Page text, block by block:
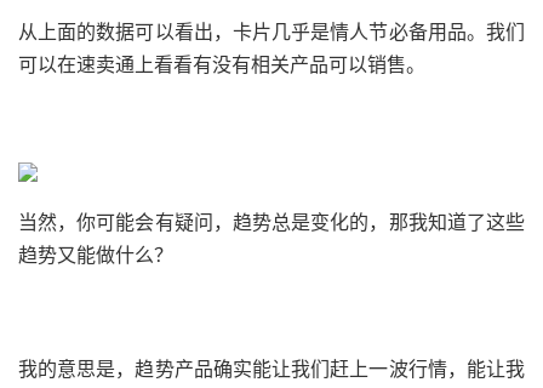
从上面的数据可以看出，卡片几乎是情人节必备用品。我们
可以在速卖通上看看有没有相关产品可以销售。
当然，你可能会有疑问，趋势总是变化的，那我知道了这些
趋势又能做什么？
我的意思是，趋势产品确实能让我们赶上一波行情，能让我